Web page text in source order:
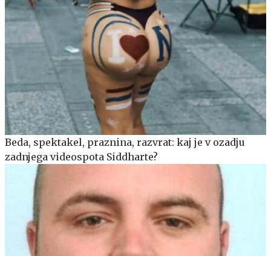
Beda, spektakel, praznina, razvrat: kaj je v ozadju
zadnjega videospota Siddharte?